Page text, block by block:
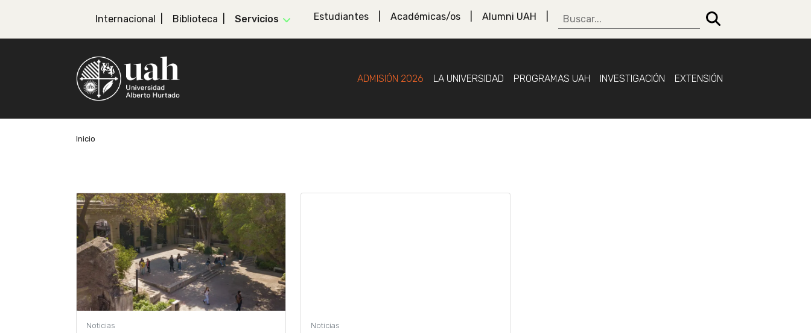
Internacional Biblioteca Servicios Estudiantes Académicas/os Alumni UAH
ADMISIÓN 2026 LA UNIVERSIDAD PROGRAMAS UAH INVESTIGACIÓN EXTENSIÓN
Inicio